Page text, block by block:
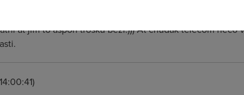
lisacke reseni problemu. Chcete 24/h dene net za
at jim to aspon trosku bezi:))) At chudak telecom neco